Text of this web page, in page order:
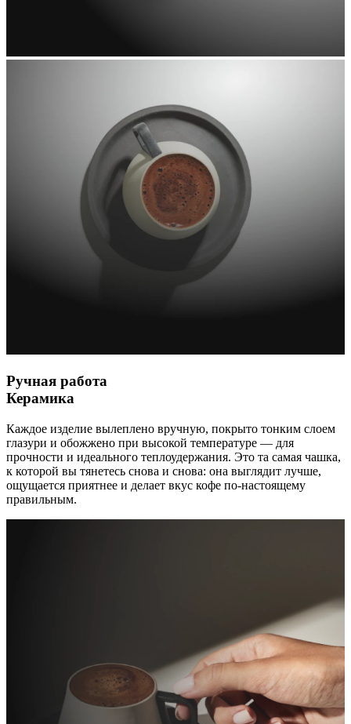
Ручная работа
Керамика
Каждое изделие вылеплено вручную, покрыто тонким слоем
глазури и обожжено при высокой температуре — для
прочности и идеального теплоудержания. Это та самая чашка,
к которой вы тянетесь снова и снова: она выглядит лучше,
ощущается приятнее и делает вкус кофе по-настоящему
правильным.